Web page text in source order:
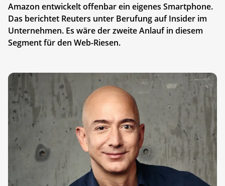
Amazon entwickelt offenbar ein eigenes Smartphone.
Das berichtet Reuters unter Berufung auf Insider im
Unternehmen. Es wäre der zweite Anlauf in diesem
Segment für den Web-Riesen.